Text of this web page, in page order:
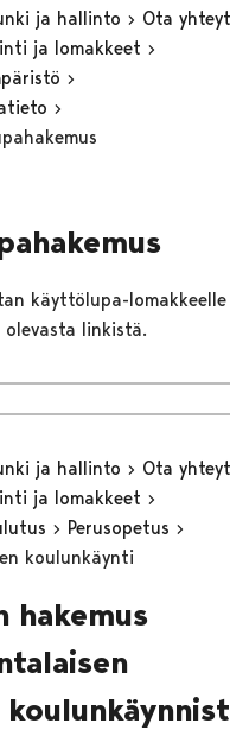
ja hallinto
Ota
ja lomakkeet
käyttölupa-lomakkeelle
linkistä.
ja hallinto
Ota
ja lomakkeet
Perusopetus
koulunkäynti
hakemus